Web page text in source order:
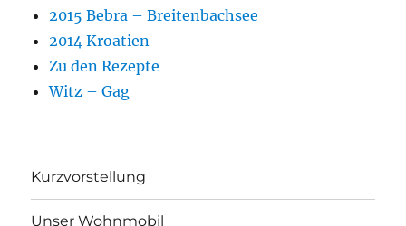
2015 Bebra – Breitenbachsee
2014 Kroatien
Zu den Rezepte
Witz – Gag
Kurzvorstellung
Unser Wohnmobil